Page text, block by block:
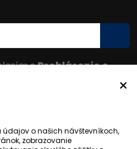
sPrehlásenie o
o našich návštevníkoch,
zobrazovanie